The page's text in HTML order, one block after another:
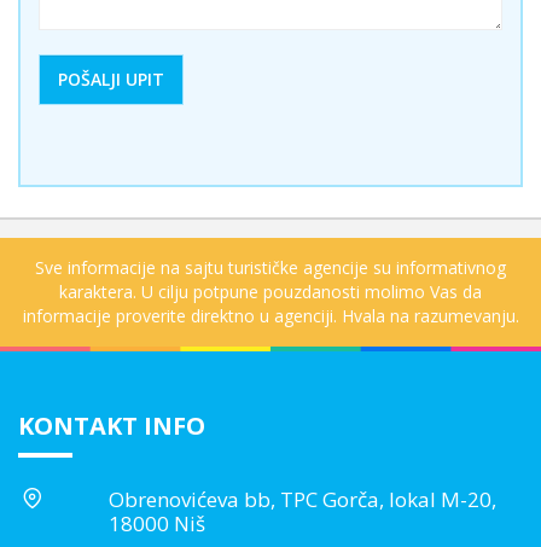
Sve informacije na sajtu turističke agencije su informativnog
karaktera. U cilju potpune pouzdanosti molimo Vas da
informacije proverite direktno u agenciji. Hvala na razumevanju.
KONTAKT INFO
Obrenovićeva bb, TPC Gorča, lokal M-20,
18000 Niš